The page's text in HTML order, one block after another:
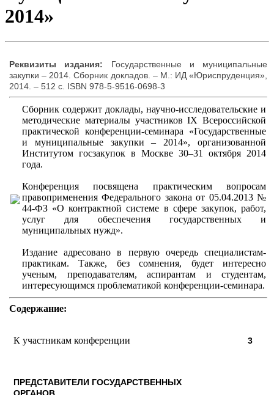
2014»
Реквизиты издания: Государственные и муниципальные
закупки – 2014. Сборник докладов. – М.: ИД «Юриспруденция»,
2014. – 512 с. ISBN 978-5-9516-0698-3
Сборник содержит доклады, научно-исследовательские и
методические материалы участников IX Всероссийской
практической конференции-семинара «Государственные
и муниципальные закупки – 2014», организованной
Институтом госзакупок в Москве 30–31 октября 2014
года.
Конференция посвящена практическим вопросам
правоприменения Федерального закона от 05.04.2013 №
44-ФЗ «О контрактной системе в сфере закупок, работ,
услуг для обеспечения государственных и
муниципальных нужд».
Издание адресовано в первую очередь специалистам-
практикам. Также, без сомнения, будет интересно
ученым, преподавателям, аспирантам и студентам,
интересующимся проблематикой конференции-семинара.
Содержание:
К участникам конференции 3
ПРЕДСТАВИТЕЛИ ГОСУДАРСТВЕННЫХ